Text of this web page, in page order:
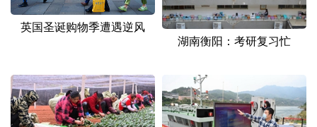
浙江 安徽 福建 江西
湖北 湖南
广东 广西 海南
四川 贵州 云南 西藏
英国圣诞购物季遭遇逆风
湖南衡阳：考研复习忙